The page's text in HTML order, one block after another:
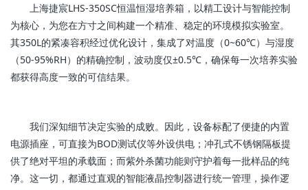
上海捷宸LHS-350SC恒温恒湿培养箱，以精工设计与智能控制
为核心，为您在方寸之间构建一个精准、稳定的环境模拟实验室。
其350L的紧凑容积经过优化设计，集成了对温度（0~60℃）与湿度
（50-95%RH）的精确控制，波动度仅±0.5℃，确保每一次培养实验
都获得高度一致的可信结果。
我们深知细节决定实验的成败。因此，设备标配了便捷的内置
电源插座，可直接为BOD测试仪等外设供电；冲孔式不锈钢隔板提
供了绝对平坦的承载面；而紫外杀菌功能则守护着每一批样品的纯
净。这一切，都通过直观的智能液晶控制器进行统一管理，操作逻